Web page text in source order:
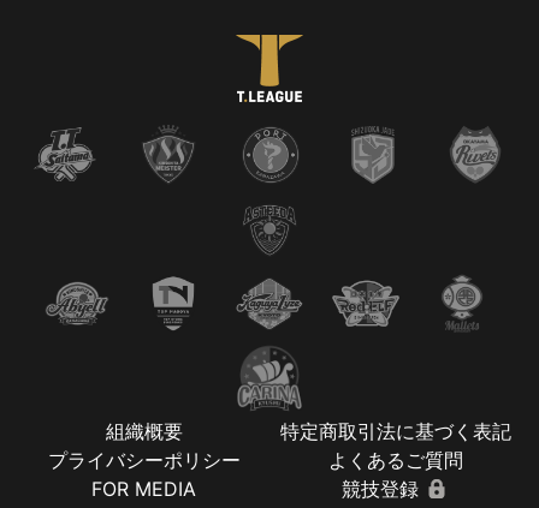
組織概要
特定商取引法に基づく表記
プライバシーポリシー
よくあるご質問
FOR MEDIA
競技登録